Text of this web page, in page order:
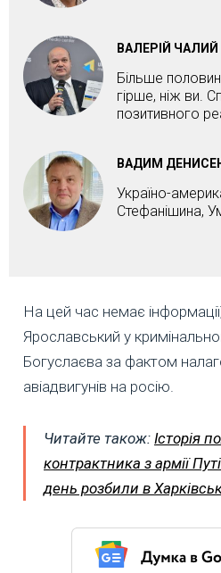
ВАЛЕРІЙ ЧАЛИЙ
Більше
гірше, ніж ви.
позитивного
ВАДИМ
Україно-
Стефанішина,
На цей час немає
Ярославський у
Богуслаєва за фактом
авіадвигунів на росію.
Читайте також: Історія
контрактника з армії
день розбили в